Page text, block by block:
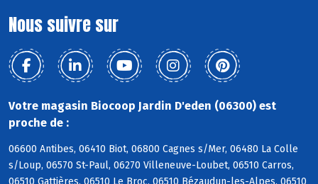
Nous suivre sur
Votre magasin Biocoop Jardin D'eden (06300) est
proche de :
06600 Antibes, 06410 Biot, 06800 Cagnes s/Mer, 06480 La Colle
s/Loup, 06570 St-Paul, 06270 Villeneuve-Loubet, 06510 Carros,
06510 Gattières, 06510 Le Broc, 06510 Bézaudun-les-Alpes, 06510